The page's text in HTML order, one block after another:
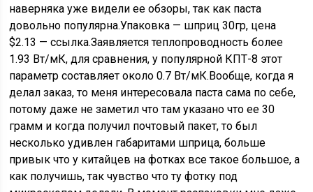
наверняка уже видели ее обзоры, так как паста
довольно популярна.Упаковка — шприц 30гр, цена
$2.13 — ссылка.Заявляется теплопроводность более
1.93 Вт/мК, для сравнения, у популярной КПТ-8 этот
параметр составляет около 0.7 Вт/мК.Вообще, когда я
делал заказ, то меня интересовала паста сама по себе,
потому даже не заметил что там указано что ее 30
грамм и когда получил почтовый пакет, то был
несколько удивлен габаритами шприца, больше
привык что у китайцев на фотках все такое большое, а
как получишь, так чувство что ту фотку под